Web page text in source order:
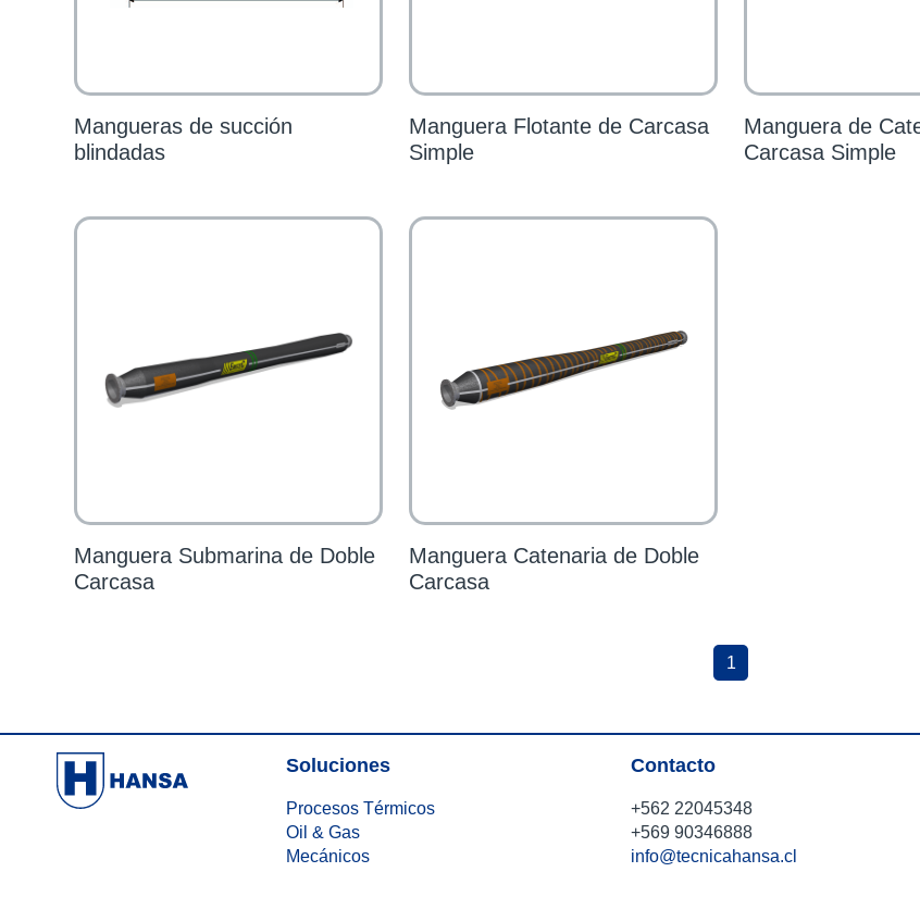
Mangueras de succión
blindadas
Manguera Flotante de Carcasa
Simple
Manguera de
Carcasa Simple
Manguera Submarina de Doble
Carcasa
Manguera Catenaria de Doble
Carcasa
1
Soluciones
Procesos Térmicos
Oil & Gas
Mecánicos
Contacto
+562 22045348
+569 90346888
info@tecnicahansa.cl